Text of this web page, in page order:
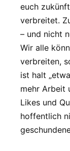
euch
verbreitet.
– und nicht
Wir alle
verbreiten,
ist halt
mehr Arbeit
Likes und
hoffentlich